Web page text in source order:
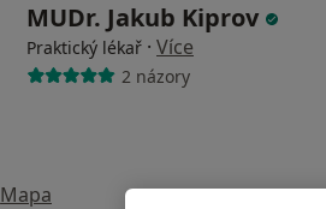
MUDr. Jakub Kiprov
Praktický lékař · Více
2 názory
Mapa